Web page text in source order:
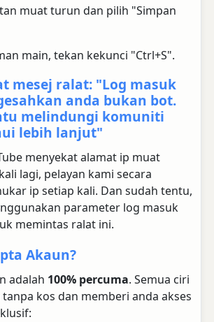
muat turun dan pilih "Simpan
main, tekan kekunci "Ctrl+S".
mesej ralat: "Log masuk
anda bukan bot.
melindungi komuniti
lebih lanjut"
menyekat alamat ip muat
lagi, pelayan kami secara
ip setiap kali. Dan sudah tentu,
parameter log masuk
memintas ralat ini.
Akaun?
adalah 100% percuma. Semua ciri
kos dan memberi anda akses